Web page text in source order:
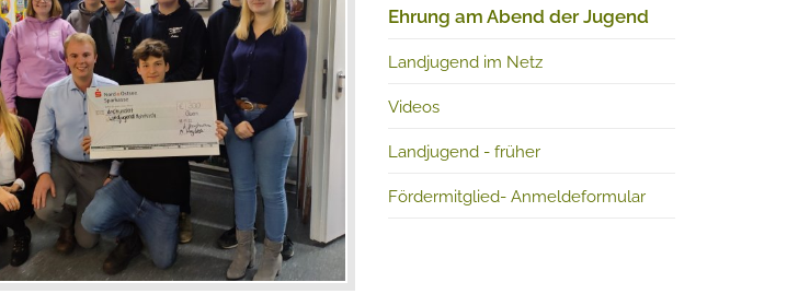
Ehrung am Abend der Jugend
Landjugend im Netz
Videos
Landjugend - früher
Fördermitglied- Anmeldeformular